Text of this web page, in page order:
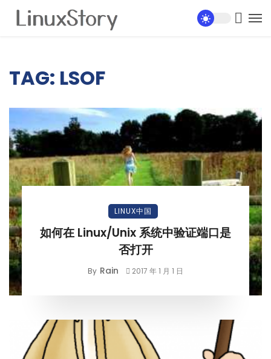
TAG: LSOF
LINUX中国
如何在 Linux/Unix 系统中验证端口是
否打开
By Rain 2017 年 1 月 1 日